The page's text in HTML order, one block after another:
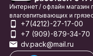
Интернет / офлайн магазин
влаговпитывающих и
+7(4212)-27-17-00
+7 (909)-879-34-70
dv.pack@mail.ru